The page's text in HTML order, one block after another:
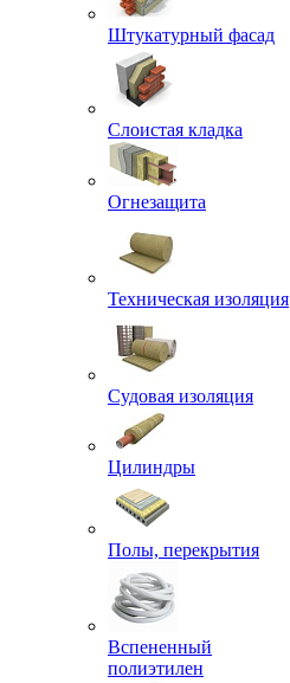
Штукатурный фасад
Слоистая кладка
Огнезащита
Техническая изоляция
Судовая изоляция
Цилиндры
Полы, перекрытия
Вспененный
полиэтилен